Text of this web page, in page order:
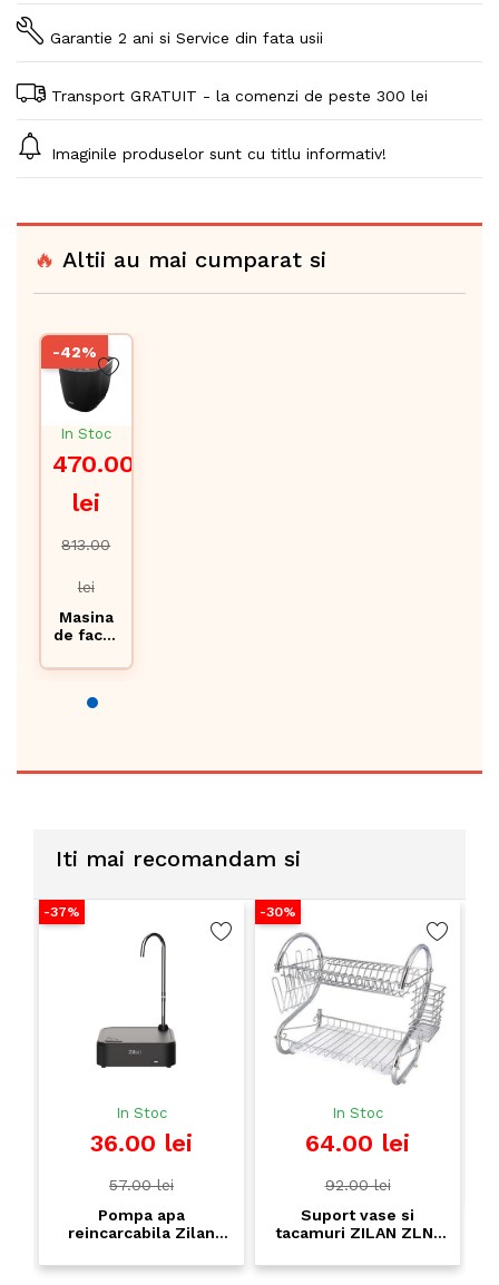
Garantie 2 ani si Service din fata usii
Transport GRATUIT - la comenzi de peste 300 lei
Imaginile produselor sunt cu titlu informativ!
🔥 Altii au mai cumparat si
-42%
In Stoc
470.00
lei
813.00
lei
Masina
de facut
Zilan
3, 550W,
digitale,
LCD
Iti mai recomandam si
-37%
In Stoc
36.00 lei
57.00 lei
Pompa apa
reincarcabila Zilan
automat - baterie
-30%
In Stoc
64.00 lei
92.00 lei
Suport vase si
tacamuri ZILAN ZLN-
2 niveluri, design